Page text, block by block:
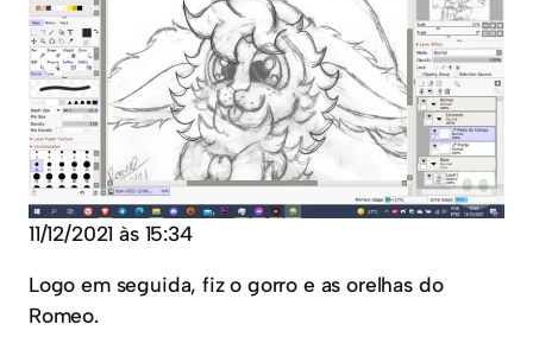
11/12/2021 às 15:34
Logo em seguida, fiz o gorro e as orelhas do
Romeo.